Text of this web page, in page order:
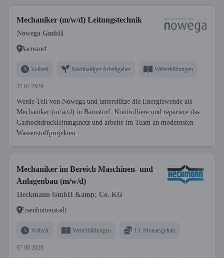
Mechaniker (m/w/d) Leitungstechnik
Nowega GmbH
Barnstorf
Vollzeit Nachhaltiger Arbeitgeber Weiterbildungen
31.07.2026
Werde Teil von Nowega und unterstütze die Energiewende als
Mechaniker (m/w/d) in Barnstorf. Kontrolliere und repariere das
Gashochdruckleitungsnetz und arbeite im Team an modernsten
Wasserstoffprojekten.
Mechaniker im Bereich Maschinen- und
Anlagenbau (m/w/d)
Heckmann GmbH &amp; Co. KG
Eisenhüttenstadt
Vollzeit Weiterbildungen 13. Monatsgehalt
07.08.2026